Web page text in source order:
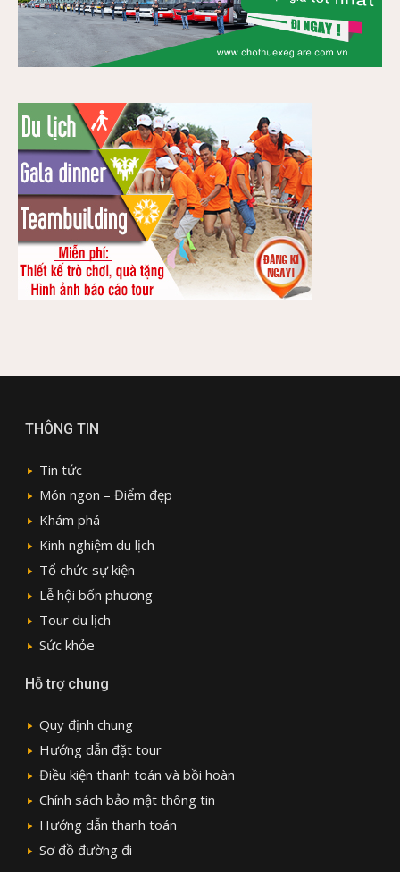
THÔNG TIN
Tin tức
Món ngon – Điểm đẹp
Khám phá
Kinh nghiệm du lịch
Tổ chức sự kiện
Lễ hội bốn phương
Tour du lịch
Sức khỏe
Hỗ trợ chung
Quy định chung
Hướng dẫn đặt tour
Điều kiện thanh toán và bồi hoàn
Chính sách bảo mật thông tin
Hướng dẫn thanh toán
Sơ đồ đường đi